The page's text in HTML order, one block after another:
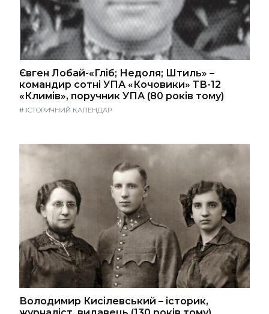
Євген Лобай-«Гліб; Недоля; Штиль» –
командир сотні УПА «Кочовики» ТВ-12
«Климів», поручник УПА (80 років тому)
# ІСТОРИЧНИЙ КАЛЕНДАР
Володимир Кисілевський – історик,